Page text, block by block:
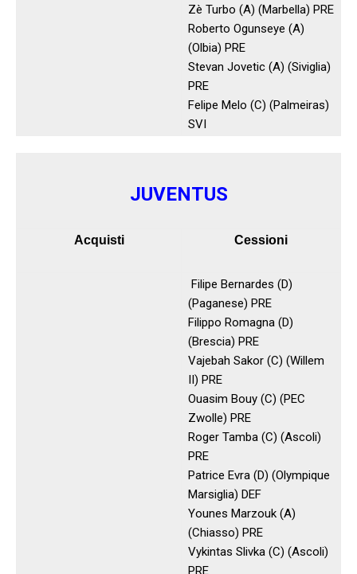
Zè Turbo (A) (Marbella) PRE
Roberto Ogunseye (A)
(Olbia) PRE
Stevan Jovetic (A) (Siviglia)
PRE
Felipe Melo (C) (Palmeiras)
SVI
JUVENTUS
Acquisti Cessioni
Filipe Bernardes (D)
(Paganese) PRE
Filippo Romagna (D)
(Brescia) PRE
Vajebah Sakor (C) (Willem
II) PRE
Ouasim Bouy (C) (PEC
Zwolle) PRE
Roger Tamba (C) (Ascoli)
PRE
Patrice Evra (D) (Olympique
Marsiglia) DEF
Younes Marzouk (A)
(Chiasso) PRE
Vykintas Slivka (C) (Ascoli)
PRE